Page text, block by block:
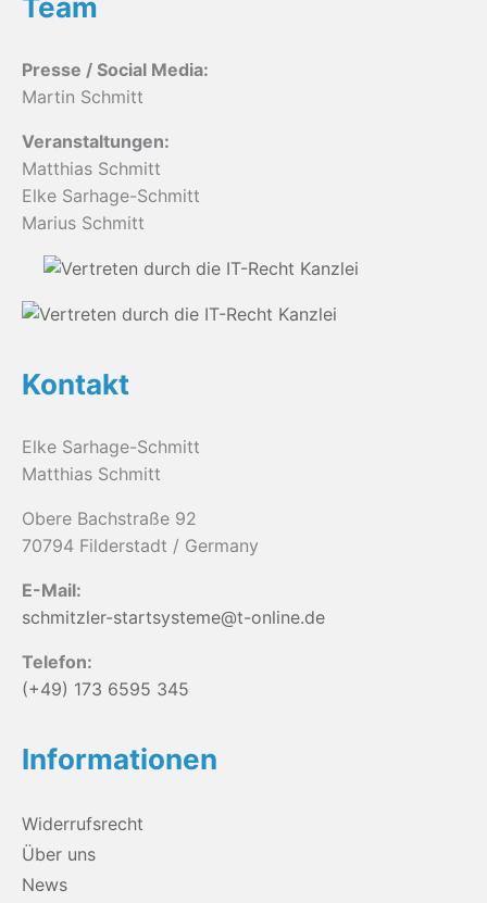
Team
Presse / Social Media:
Martin Schmitt
Veranstaltungen:
Matthias Schmitt
Elke Sarhage-Schmitt
Marius Schmitt
Kontakt
Elke Sarhage-Schmitt
Matthias Schmitt
Obere Bachstraße 92
70794 Filderstadt / Germany
E-Mail:
schmitzler-startsysteme@t-online.de
Telefon:
(+49) 173 6595 345
Informationen
Widerrufsrecht
Über uns
News